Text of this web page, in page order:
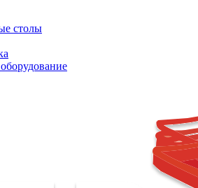
столы